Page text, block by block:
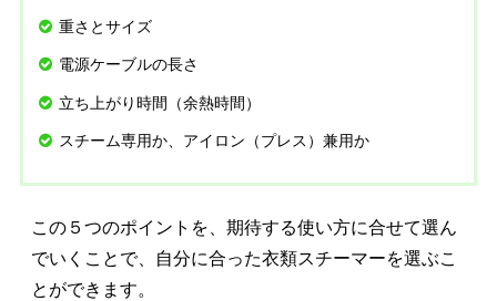
重さとサイズ
電源ケーブルの長さ
立ち上がり時間（余熱時間）
スチーム専用か、アイロン（プレス）兼用か
この５つのポイントを、期待する使い方に合せて選ん
でいくことで、自分に合った衣類スチーマーを選ぶこ
とができます。